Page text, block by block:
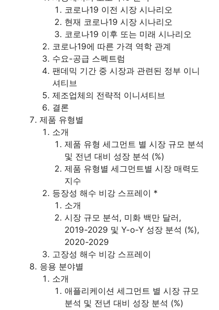
코로나19 이전 시장 시나리오
현재 코로나19 시장 시나리오
코로나19 이후 또는 미래 시나리오
코로나19에 따른 가격 역학 관계
수요-공급 스펙트럼
팬데믹 기간 중 시장과 관련된 정부 이니
셔티브
제조업체의 전략적 이니셔티브
결론
제품 유형별
소개
제품 유형 세그먼트 별 시장 규모 분석
및 전년 대비 성장 분석 (%)
제품 유형별 세그먼트별 시장 매력도
지수
등장성 해수 비강 스프레이 *
소개
시장 규모 분석, 미화 백만 달러,
2019-2029 및 Y-o-Y 성장 분석 (%),
2020-2029
고장성 해수 비강 스프레이
응용 분야별
소개
애플리케이션 세그먼트 별 시장 규모
분석 및 전년 대비 성장 분석 (%)